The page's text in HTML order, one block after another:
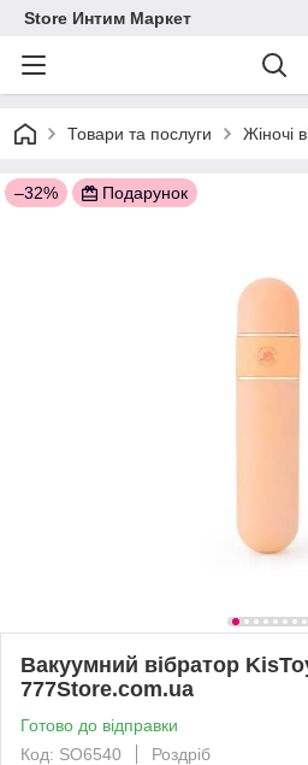
Store Интим Маркет
Товари та послуги Жіночі
–32% Подарунок
Вакуумний вібратор
777Store.com.ua
Готово до відправки
Код: SO6540
Роздріб